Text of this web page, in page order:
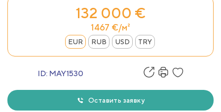
132 000 €
1467 €/м²
EUR RUB USD TRY
ID: MAY1530
Оставить заявку